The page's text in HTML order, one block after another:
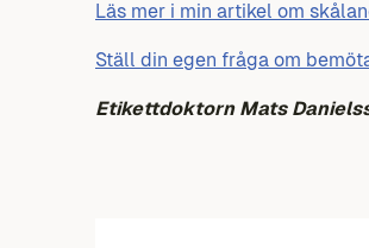
Läs mer i min artikel om
Ställ din egen fråga om
Etikettdoktorn Mats